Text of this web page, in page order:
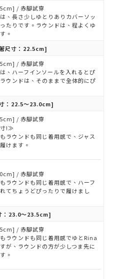
/ 赤腳試穿
、長さ少しゆとりありカバーソッ
たりです。ラウンドは、程よくゆ
。
尺寸：22.5cm]
/ 赤腳試穿
、ハーフインソールを入れるとぴ
ウンドは、そのままで全体的にぴ
：22.5～23.0cm]
/ 赤腳試穿
!≫
ラウンドも同じ着用感で、ジャス
けます。
/ 赤腳試穿
ラウンドも同じ着用感で、ハーフ
てちょうどぴったりで履けまし
：23.0～23.5cm]
/ 赤腳試穿
ラウンドも同じ着用感でゆとRina
が、ラウンドの方が少しつま先に
。